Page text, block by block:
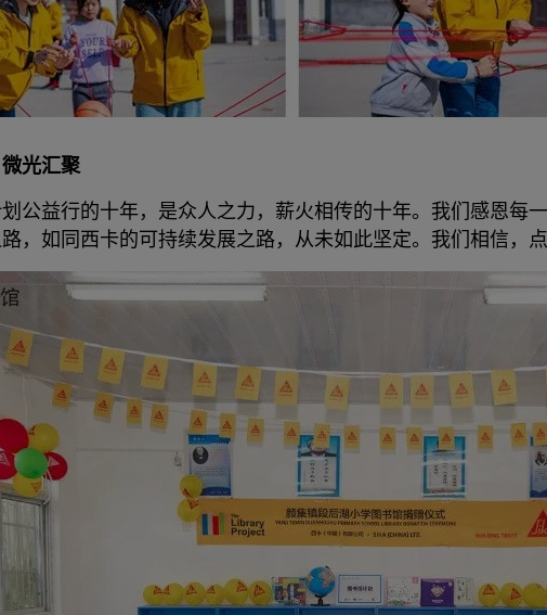
微光汇聚
公益行的十年，是众人之力，薪火相传的十年。我们感恩每
，如同西卡的可持续发展之路，从未如此坚定。我们相信，